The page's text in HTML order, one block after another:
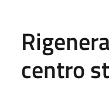
centro